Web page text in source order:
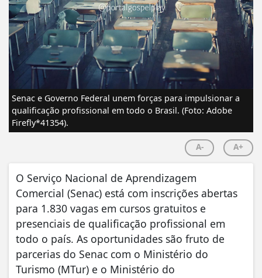
Senac e Governo Federal unem forças para impulsionar a
qualificação profissional em todo o Brasil. (Foto: Adobe
Firefly*41354).
A- A+
O Serviço Nacional de Aprendizagem
Comercial (Senac) está com inscrições abertas
para 1.830 vagas em cursos gratuitos e
presenciais de qualificação profissional em
todo o país. As oportunidades são fruto de
parcerias do Senac com o Ministério do
Turismo (MTur) e o Ministério do